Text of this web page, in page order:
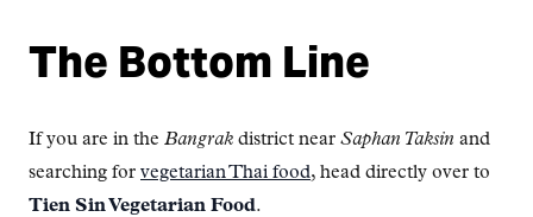
The Bottom Line
If you are in the Bangrak district near Saphan Taksin and
searching for vegetarian Thai food, head directly over to
Tien Sin Vegetarian Food.